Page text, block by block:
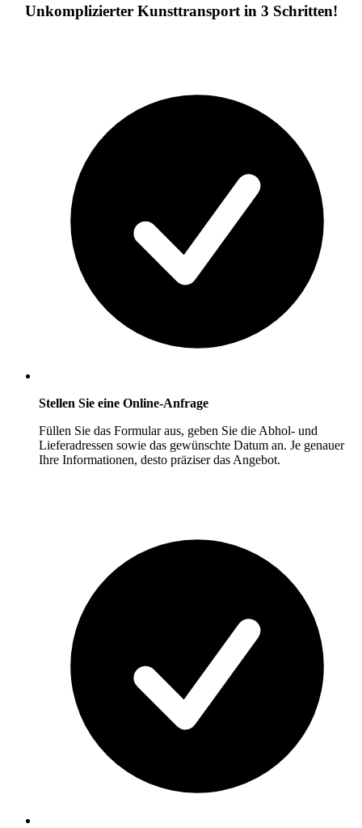
Unkomplizierter Kunsttransport in 3 Schritten!
Stellen Sie eine Online-Anfrage
Füllen Sie das Formular aus, geben Sie die Abhol- und
Lieferadressen sowie das gewünschte Datum an. Je genauer
Ihre Informationen, desto präziser das Angebot.